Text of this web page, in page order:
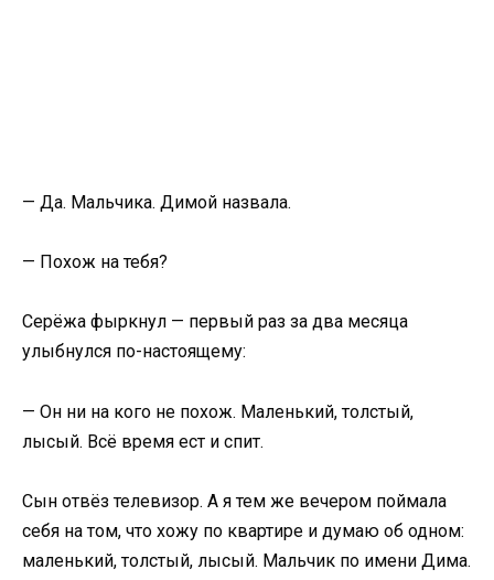
— Да. Мальчика. Димой назвала.
— Похож на тебя?
Серёжа фыркнул — первый раз за два месяца
улыбнулся по-настоящему:
— Он ни на кого не похож. Маленький, толстый,
лысый. Всё время ест и спит.
Сын отвёз телевизор. А я тем же вечером поймала
себя на том, что хожу по квартире и думаю об одном:
маленький, толстый, лысый. Мальчик по имени Дима.